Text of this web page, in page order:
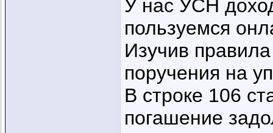
У нас УСН
пользуемся
Изучив
поручения на
В строке 106
погашение